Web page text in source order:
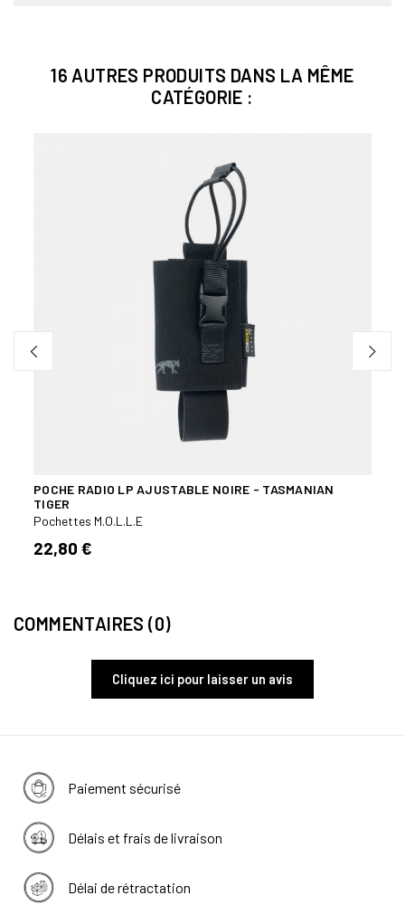
16 AUTRES PRODUITS DANS LA MÊME
CATÉGORIE :
POCHE RADIO LP AJUSTABLE NOIRE - TASMANIAN
TIGER
Pochettes M.O.L.L.E
22,80 €
COMMENTAIRES (0)
Cliquez ici pour laisser un avis
Paiement sécurisé
Délais et frais de livraison
Délai de rétractation